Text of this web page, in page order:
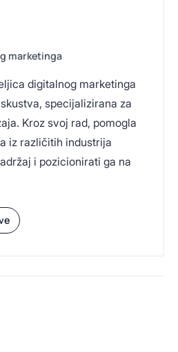
marketinga
digitalnog marketinga
specijalizirana za
Kroz svoj rad, pomogla
iz različitih industrija
i pozicionirati ga na